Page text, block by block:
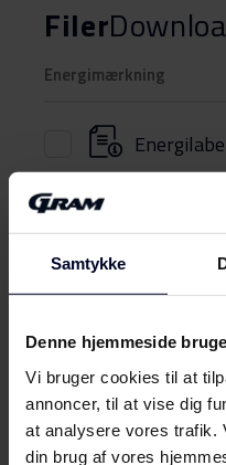
Samtykke
Denne hjemmeside
Vi bruger cookies til at
annoncer, til at vise dig
at analysere vores trafik.
din brug af vores
Filer
Energimærkning
Produktdatablad
Brugervejledning